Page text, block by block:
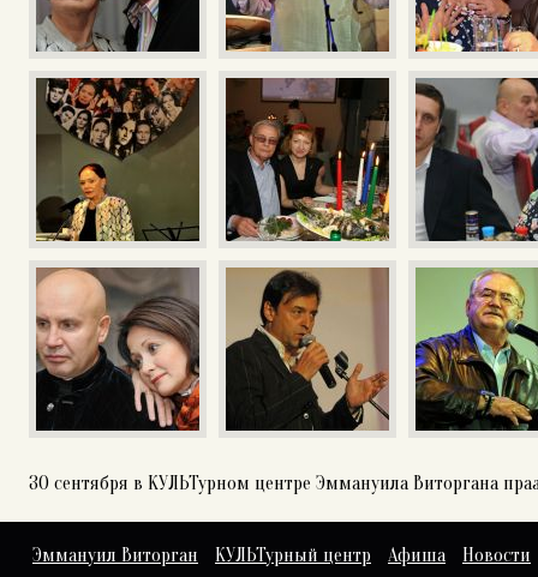
30 сентября в КУЛЬТурном центре Эммануила Виторгана
Эммануил Виторган КУЛЬТурный центр Афиша Новости